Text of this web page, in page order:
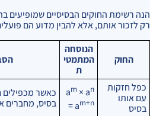
הנה רשימת החוקים הבסיסיים שמופיעים
רק לזכור אותם, אלא להבין מדוע הם
החוק
הנוסחה
המתמטי
ת
כפל חזקות
עם אותו
בסיס
am × an
= am+n
כאשר מכפילים
בסיס, מחברים